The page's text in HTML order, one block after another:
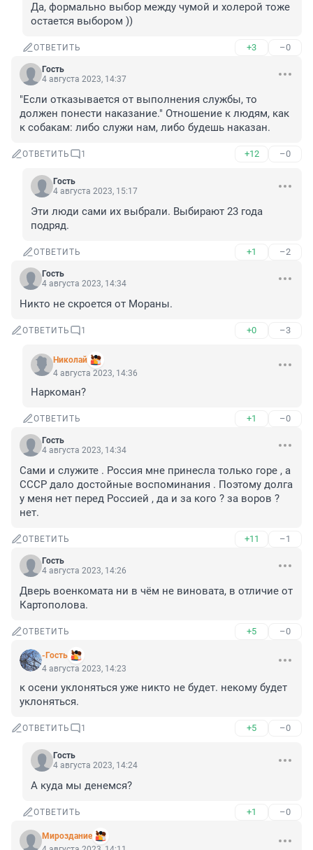
Да, формально выбор между чумой и холерой тоже
остается выбором ))
ОТВЕТИТЬ +3 –0
Гость
4 августа 2023, 14:37
"Если отказывается от выполнения службы, то
должен понести наказание." Отношение к людям, как
к собакам: либо служи нам, либо будешь наказан.
ОТВЕТИТЬ 1 +12 –0
Гость
4 августа 2023, 15:17
Эти люди сами их выбрали. Выбирают 23 года
подряд.
ОТВЕТИТЬ +1 –2
Гость
4 августа 2023, 14:34
Никто не скроется от Мораны.
ОТВЕТИТЬ 1 +0 –3
Николaй
4 августа 2023, 14:36
Наркоман?
ОТВЕТИТЬ +1 –0
Гость
4 августа 2023, 14:34
Сами и служите . Россия мне принесла только горе , а
СССР дало достойные воспоминания . Поэтому долга
у меня нет перед Россией , да и за кого ? за воров ?
нет.
ОТВЕТИТЬ +11 –1
Гость
4 августа 2023, 14:26
Дверь военкомата ни в чём не виновата, в отличие от
Картополова.
ОТВЕТИТЬ +5 –0
-Гость
4 августа 2023, 14:23
к осени уклоняться уже никто не будет. некому будет
уклоняться.
ОТВЕТИТЬ 1 +5 –0
Гость
4 августа 2023, 14:24
А куда мы денемся?
ОТВЕТИТЬ +1 –0
Мироздание